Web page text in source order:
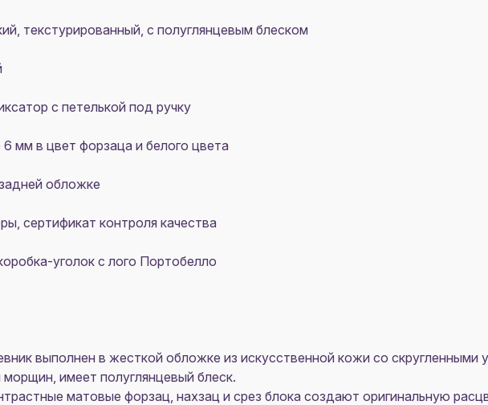
текстурированный, с полуглянцевым блеском
с петелькой под ручку
мм в цвет форзаца и белого цвета
обложке
сертификат контроля качества
уголок c лого Портобелло
выполнен в жесткой обложке из искусственной кожи со скругленными
имеет полуглянцевый блеск.
матовые форзац, нахзац и срез блока создают оригинальную